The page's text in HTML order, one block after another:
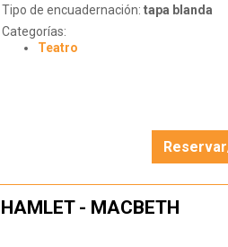
Tipo de encuadernación: tapa blanda
Categorías:
Teatro
HAMLET - MACBETH